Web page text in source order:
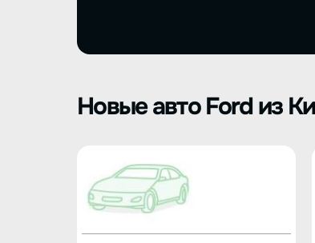
Новые авто Ford из